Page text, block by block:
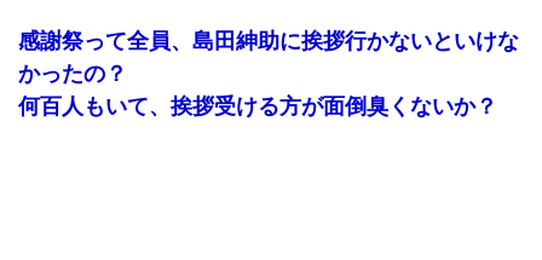
感謝祭って全員、島田紳助に挨拶行かないといけな
かったの？
何百人もいて、挨拶受ける方が面倒臭くないか？